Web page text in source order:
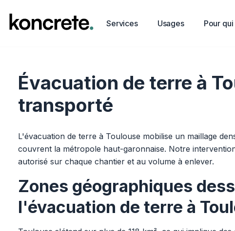
Services Usages Pour qui
Évacuation de terre à
transporté
L'évacuation de terre à Toulouse mobilise un maillage
couvrent la métropole haut-garonnaise. Notre
autorisé sur chaque chantier et au volume à enlever.
Zones géographiques
l'évacuation de terre à